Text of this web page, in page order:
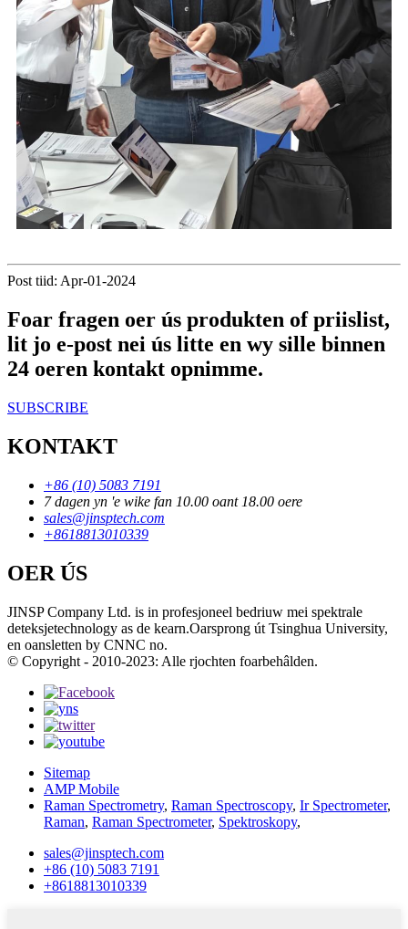
Post tiid: Apr-01-2024
Foar fragen oer ús produkten of priislist,
lit jo e-post nei ús litte en wy sille binnen
24 oeren kontakt opnimme.
SUBSCRIBE
KONTAKT
+86 (10) 5083 7191
7 dagen yn 'e wike fan 10.00 oant 18.00 oere
sales@jinsptech.com
+8618813010339
OER ÚS
JINSP Company Ltd. is in profesjoneel bedriuw mei spektrale
deteksjetechnology as de kearn.Oarsprong út Tsinghua University,
en oansletten by CNNC no.
© Copyright - 2010-2023: Alle rjochten foarbehâlden.
Sitemap
AMP Mobile
Raman Spectrometry, Raman Spectroscopy, Ir Spectrometer,
Raman, Raman Spectrometer, Spektroskopy,
sales@jinsptech.com
+86 (10) 5083 7191
+8618813010339